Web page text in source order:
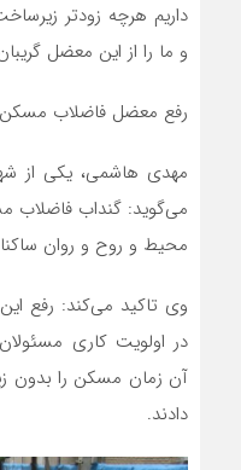
داریم هرچه زودتر
و ما را از این معضل
رفع معضل فاضلاب
مهدی هاشمی، یکی از
می‌گوید: گنداب
محیط و روح و روان
وی تاکید می‌کند: رفع
در اولویت کاری مسئولان
آن زمان مسکن را بدون
دادند.